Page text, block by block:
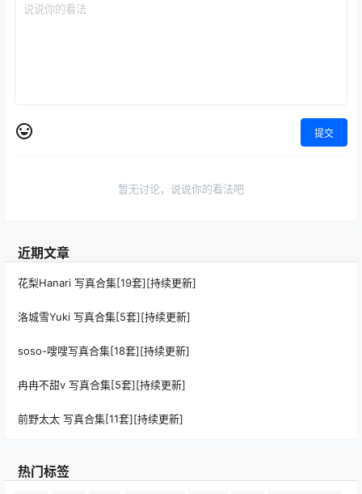
提交
暂无讨论，说说你的看法吧
近期文章
花梨Hanari 写真合集[19套][持续更新]
洛城雪Yuki 写真合集[5套][持续更新]
soso-嗖嗖写真合集[18套][持续更新]
冉冉不甜v 写真合集[5套][持续更新]
前野太太 写真合集[11套][持续更新]
热门标签